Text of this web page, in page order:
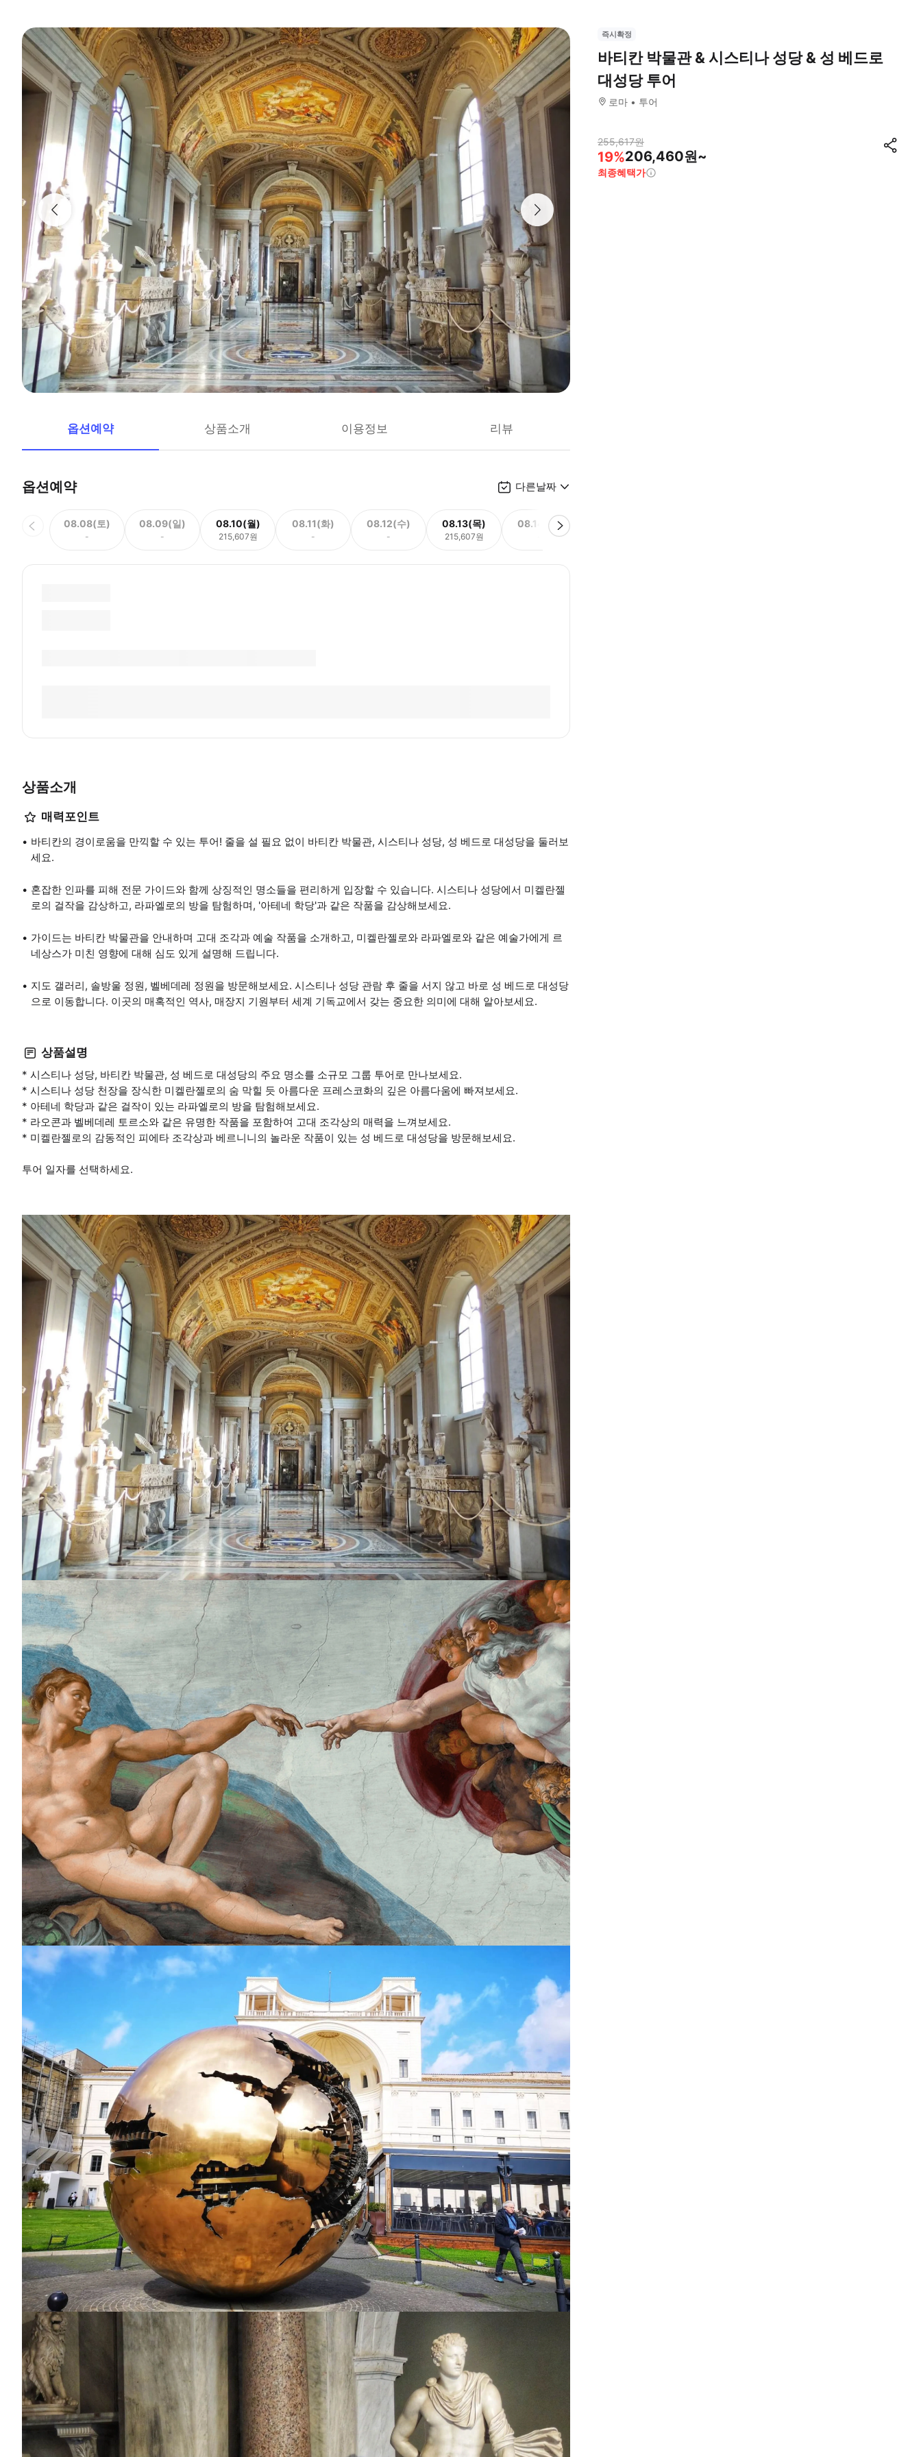
옵션예약 상품소개 이용정보 리뷰
옵션예약 다른날짜
08.08(토)
-
08.09(일)
-
08.10(월)
215,607원
08.11(화)
-
08.12(수)
-
08.13(목)
215,607원
08.14(금)
상품소개
매력포인트
바티칸의 경이로움을 만끽할 수 있는 투어! 줄을 설 필요 없이 바티칸 박물관, 시스티나 성당, 성 베드로 대성당을 둘러보
세요.
혼잡한 인파를 피해 전문 가이드와 함께 상징적인 명소들을 편리하게 입장할 수 있습니다. 시스티나 성당에서 미켈란젤
로의 걸작을 감상하고, 라파엘로의 방을 탐험하며, '아테네 학당'과 같은 작품을 감상해보세요.
가이드는 바티칸 박물관을 안내하며 고대 조각과 예술 작품을 소개하고, 미켈란젤로와 라파엘로와 같은 예술가에게 르
네상스가 미친 영향에 대해 심도 있게 설명해 드립니다.
지도 갤러리, 솔방울 정원, 벨베데레 정원을 방문해보세요. 시스티나 성당 관람 후 줄을 서지 않고 바로 성 베드로 대성당
으로 이동합니다. 이곳의 매혹적인 역사, 매장지 기원부터 세계 기독교에서 갖는 중요한 의미에 대해 알아보세요.
상품설명
* 시스티나 성당, 바티칸 박물관, 성 베드로 대성당의 주요 명소를 소규모 그룹 투어로 만나보세요.
* 시스티나 성당 천장을 장식한 미켈란젤로의 숨 막힐 듯 아름다운 프레스코화의 깊은 아름다움에 빠져보세요.
* 아테네 학당과 같은 걸작이 있는 라파엘로의 방을 탐험해보세요.
* 라오콘과 벨베데레 토르소와 같은 유명한 작품을 포함하여 고대 조각상의 매력을 느껴보세요.
* 미켈란젤로의 감동적인 피에타 조각상과 베르니니의 놀라운 작품이 있는 성 베드로 대성당을 방문해보세요.
투어 일자를 선택하세요.
즉시확정
바티칸 박물관 & 시스티나 성당 & 성 베드로
대성당 투어
로마 투어
255,617원
19%206,460원~
최종혜택가